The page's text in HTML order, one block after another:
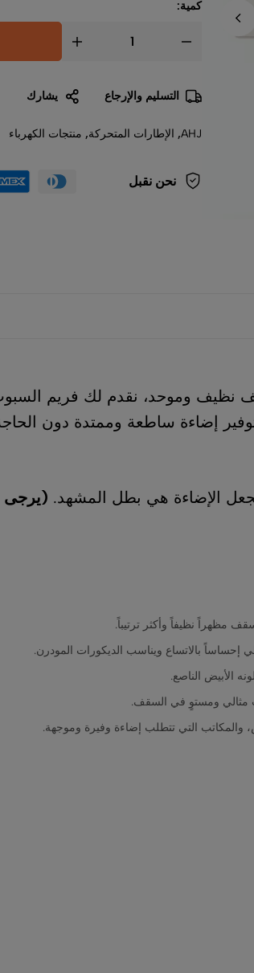
كمية:
التسليم والإرجاع يشارك
AHJ
, الإطارات المتحركة, منتجات الكهرباء
نحن نقبل
وموحد، نقدم لك فريم السبوت
لتوفير إضاءة ساطعة وممتدة دون
الإضاءة هي بطل المشهد. (يرجى
مظهراً نظيفاً وأكثر ترتيباً.
إحساساً بالاتساع ويناسب الديكورات المودرن.
الأبيض الناصع.
مثالي ومستوٍ في السقف.